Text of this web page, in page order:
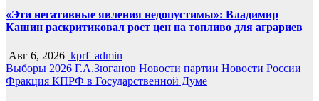
«Эти негативные явления недопустимы»: Владимир
Кашин раскритиковал рост цен на топливо для аграриев
Авг 6, 2026 kprf_admin
Выборы 2026 Г.А.Зюганов Новости партии Новости России
Фракция КПРФ в Государственной Думе